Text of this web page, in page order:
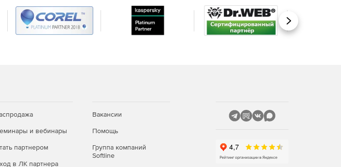
Вперед
и вебинары
партнером
в ЛК партнера
Вакансии
Помощь
Группа компаний
Softline